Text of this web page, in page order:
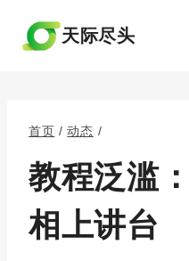
天际尽头
首页 / 动态 /
教程泛滥
相上讲台